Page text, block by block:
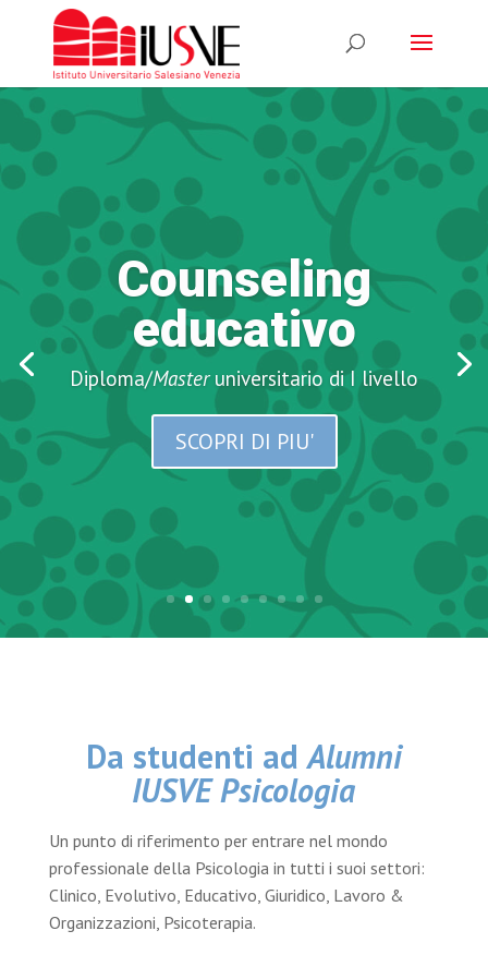
Diploma/Masteruniversitario di I livello
Da studenti adAlumni
IUSVE Psicologia
Un punto di riferimento per entrare nel mondo
professionale della Psicologia in tutti i suoi settori:
Clinico, Evolutivo, Educativo, Giuridico, Lavoro &
Organizzazioni, Psicoterapia.